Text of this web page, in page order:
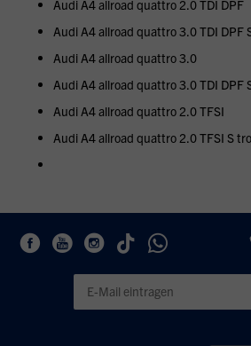
Audi A4 allroad quattro 2.0 TDI DPF
Audi A4 allroad quattro 3.0 TDI DPF
Audi A4 allroad quattro 3.0
Audi A4 allroad quattro 3.0 TDI DPF
Audi A4 allroad quattro 2.0 TFSI
Audi A4 allroad quattro 2.0 TFSI S
Geben Sie eine gültige E-Mail-